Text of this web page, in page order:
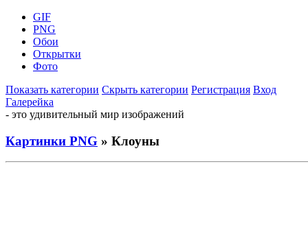
GIF
PNG
Обои
Открытки
Фото
Показать категории Скрыть категории Регистрация Вход
Галерейка
- это удивительный мир изображений
Картинки PNG » Клоуны